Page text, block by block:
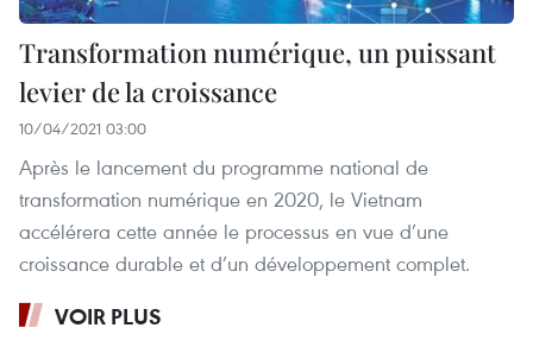
Transformation numérique, un puissant
levier de la croissance
10/04/2021 03:00
Après le lancement du programme national de
transformation numérique en 2020, le Vietnam
accélérera cette année le processus en vue d’une
croissance durable et d’un développement complet.
VOIR PLUS